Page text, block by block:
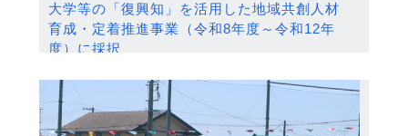
大学等の「復興知」を活用した地域共創人材
育成・定着推進事業（令和8年度～令和12年
度）に採択